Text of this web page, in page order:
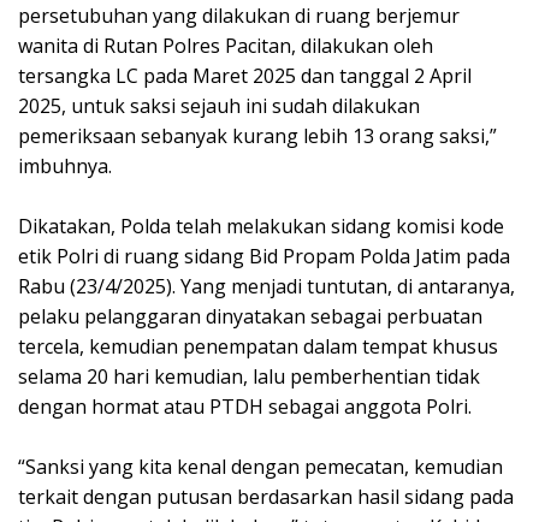
persetubuhan yang dilakukan di ruang berjemur
wanita di Rutan Polres Pacitan, dilakukan oleh
tersangka LC pada Maret 2025 dan tanggal 2 April
2025, untuk saksi sejauh ini sudah dilakukan
pemeriksaan sebanyak kurang lebih 13 orang saksi,”
imbuhnya.
Dikatakan, Polda telah melakukan sidang komisi kode
etik Polri di ruang sidang Bid Propam Polda Jatim pada
Rabu (23/4/2025). Yang menjadi tuntutan, di antaranya,
pelaku pelanggaran dinyatakan sebagai perbuatan
tercela, kemudian penempatan dalam tempat khusus
selama 20 hari kemudian, lalu pemberhentian tidak
dengan hormat atau PTDH sebagai anggota Polri.
“Sanksi yang kita kenal dengan pemecatan, kemudian
terkait dengan putusan berdasarkan hasil sidang pada